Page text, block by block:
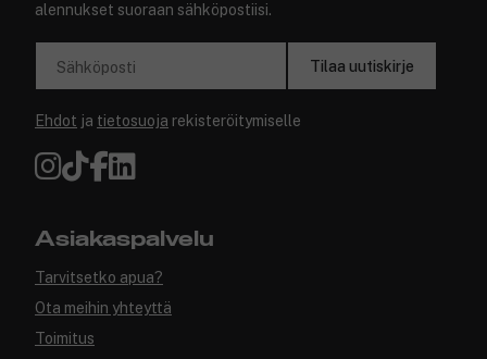
alennukset suoraan sähköpostiisi.
Sähköposti Tilaa uutiskirje
Ehdot ja tietosuoja rekisteröitymiselle
Asiakaspalvelu
Tarvitsetko apua?
Ota meihin yhteyttä
Toimitus